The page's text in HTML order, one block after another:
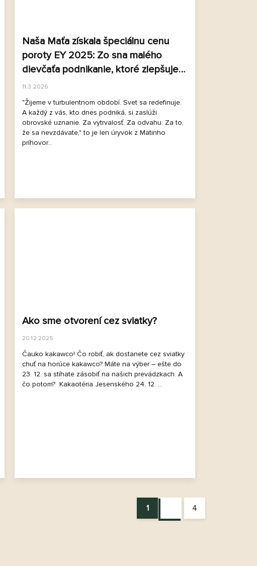
Naša Maťa získala špeciálnu cenu
poroty EY 2025: Zo sna malého
dievčaťa podnikanie, ktoré zlepšuje
svet
11.3.2026
"Žijeme v turbulentnom období. Svet sa redefinuje.
A každý z vás, kto dnes podniká, si zaslúži
obrovské uznanie. Za vytrvalosť. Za odvahu. Za to,
že sa nevzdávate," to je len úryvok z Matinho
príhovor...
Ako sme otvorení cez sviatky?
20.12.2025
Čauko kakawco! Čo robiť, ak dostanete cez sviatky
chuť na horúce kakawco? Máte na výber – ešte do
23. 12. sa stíhate zásobiť na našich prevádzkach. A
čo potom? Kakaotéria Jesenského 24. 12. ...
S
1 4